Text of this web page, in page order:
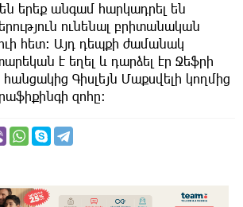
երեք անգամ հարկադրել են
ունենալ բրիտանական
հետ։ Այդ դեպքի ժամանակ
է եղել և դարձել էր Ջեֆրի
Գիսլեյն Մաքսվելի կողմից
զոհը։